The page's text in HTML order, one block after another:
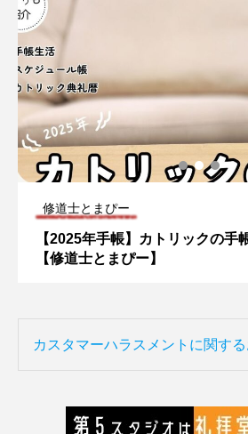
修道士とまぴー
【2025年手帳】カトリックの手
【修道士とまぴー】
カスタマーハラスメントに関す